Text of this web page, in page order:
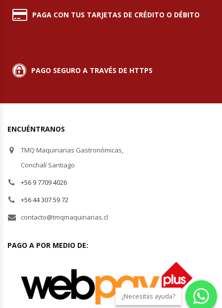
Ollas Arroceras
Puntos De Venta
Rallador De Pan
Repuestos Hornos Turbos
PAGA CON TUS TARJETAS DE CRÉDITO O DÉBITO
PAGO SEGURO A TRAVÉS DE HTTPS
ENCUÉNTRANOS
TMQ Maquinarias Gastronómicas,
Conchalí Santiago
+56 9 7709 4026
+56 44 307 59 72
contacto@tmqmaquinarias.cl
PAGO A POR MEDIO DE:
¿Necesitas ayuda?